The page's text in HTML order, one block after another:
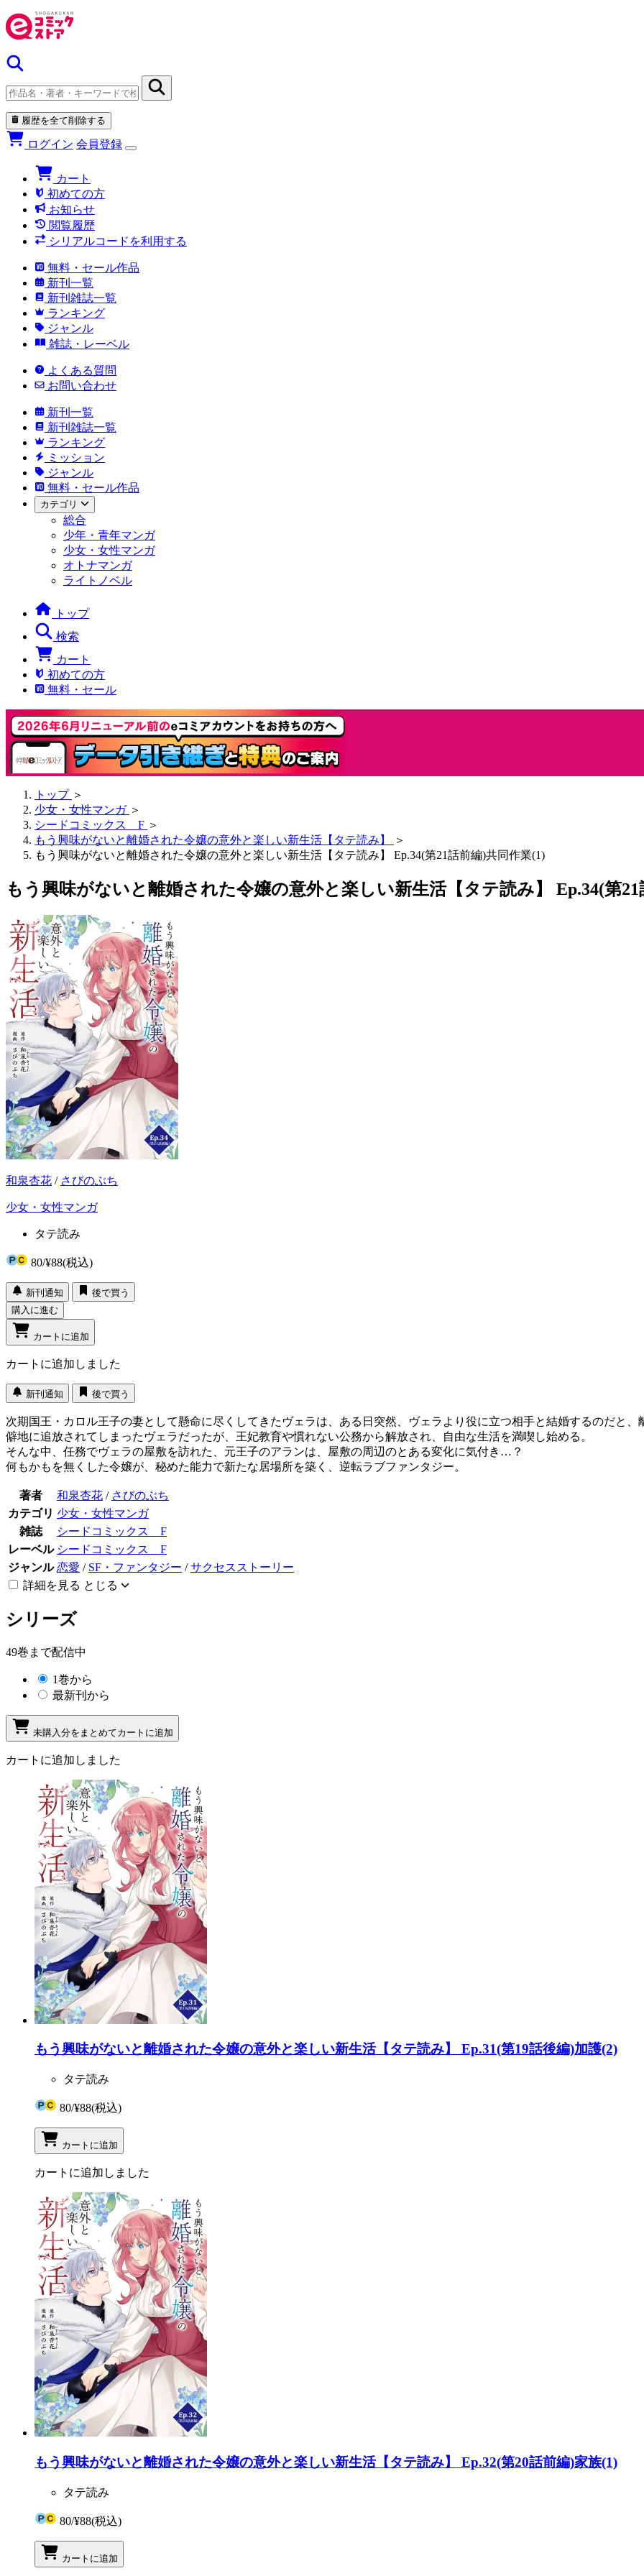
履歴を全て削除する
ログイン 会員登録
カート
初めての方
お知らせ
閲覧履歴
シリアルコードを利用する
無料・セール作品
新刊一覧
新刊雑誌一覧
ランキング
ジャンル
雑誌・レーベル
よくある質問
お問い合わせ
新刊一覧
新刊雑誌一覧
ランキング
ミッション
ジャンル
無料・セール作品
カテゴリ
総合
少年・青年マンガ
少女・女性マンガ
オトナマンガ
ライトノベル
トップ
検索
カート
初めての方
無料・セール
トップ ＞
少女・女性マンガ ＞
シードコミックス F ＞
もう興味がないと離婚された令嬢の意外と楽しい新生活【タテ読み】
＞
もう興味がないと離婚された令嬢の意外と楽しい新生活【タテ読み】 Ep.34(第21話前編)共同作業(1)
もう興味がないと離婚された令嬢の意外と楽しい新生活【タテ読み】 Ep.34(第21
和泉杏花 / さびのぶち
少女・女性マンガ
タテ読み
80/¥88(税込)
新刊通知
後で買う
購入に進む
カートに追加
カートに追加しました
新刊通知 後で買う
次期国王・カロル王子の妻として懸命に尽くしてきたヴェラは、ある日突然、ヴェラより役に立つ相手と結婚するのだと、
僻地に追放されてしまったヴェラだったが、王妃教育や慣れない公務から解放され、自由な生活を満喫し始める。
そんな中、任務でヴェラの屋敷を訪れた、元王子のアランは、屋敷の周辺のとある変化に気付き…？
何もかもを無くした令嬢が、秘めた能力で新たな居場所を築く、逆転ラブファンタジー。
著者 和泉杏花 / さびのぶち
カテゴリ 少女・女性マンガ
雑誌
シードコミックス F
レーベル シードコミックス F
ジャンル 恋愛 / SF・ファンタジー /サクセスストーリー
詳細を見る とじる
シリーズ
49巻まで配信中
1巻から
最新刊から
未購入分をまとめてカートに追加
カートに追加しました
もう興味がないと離婚された令嬢の意外と楽しい新生活【タテ読み】 Ep.31(第19話後編)加護(2)
タテ読み
80/¥88(税込)
カートに追加
カートに追加しました
もう興味がないと離婚された令嬢の意外と楽しい新生活【タテ読み】 Ep.32(第20話前編)家族(1)
タテ読み
80/¥88(税込)
カートに追加